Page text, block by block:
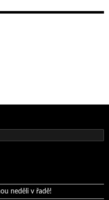
domácí dráze!
neděli v řadě!